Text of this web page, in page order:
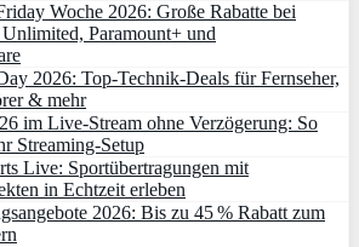
Woche 2026: Große Rabatte bei
Paramount+ und
2026: Top-Technik-Deals für Fernseher,
& mehr
im Live-Stream ohne Verzögerung: So
Streaming-Setup
Live: Sportübertragungen mit
in Echtzeit erleben
2026: Bis zu 45 % Rabatt zum